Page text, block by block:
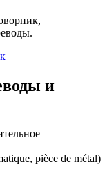
и
pièce de métal)